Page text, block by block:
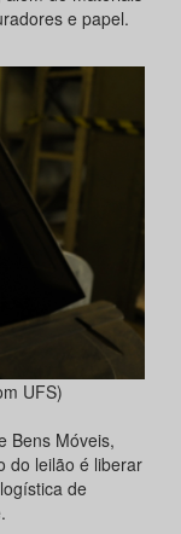
e papel.
UFS)
Bens Móveis,
do leilão é liberar
de